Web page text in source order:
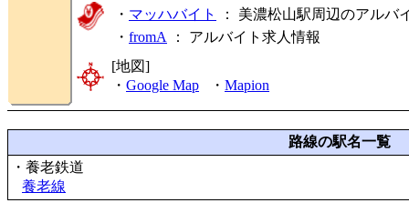
・ マッハバイト
： 美濃松山駅周辺のアルバ
・ fromA ： アルバイト求人情報
[地図]
・ Google Map ・ Mapion
路線の駅名一覧
・養老鉄道
養老線